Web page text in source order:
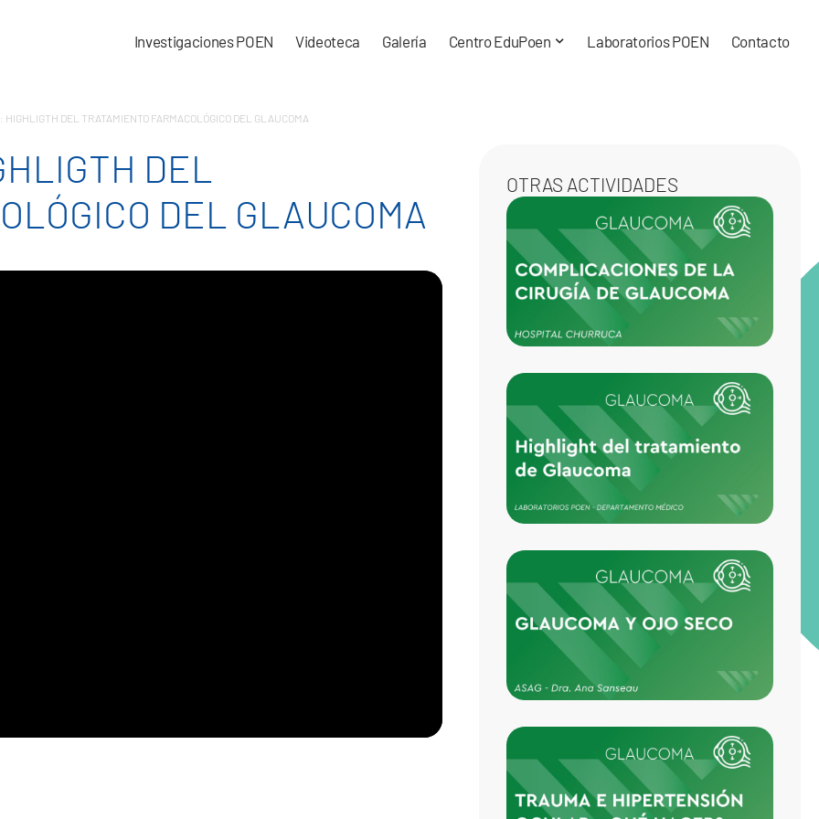
Investigaciones POEN Videoteca Galería Centro EduPoen Laboratorios POEN Contacto
HIGHLIGTH DEL TRATAMIENTO FARMACOLÓGICO DEL GLAUCOMA
DEL
DEL GLAUCOMA
OTRAS ACTIVIDADES
DE
LO